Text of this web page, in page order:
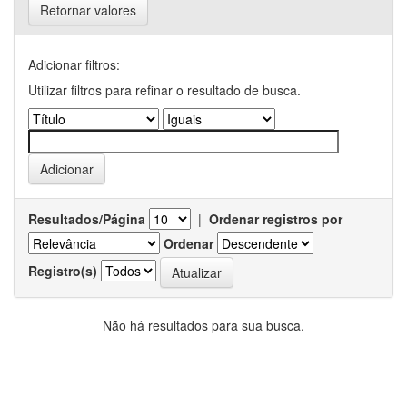
Retornar valores
Adicionar filtros:
Utilizar filtros para refinar o resultado de busca.
Resultados/Página | Ordenar registros por
Ordenar
Registro(s)
Não há resultados para sua busca.